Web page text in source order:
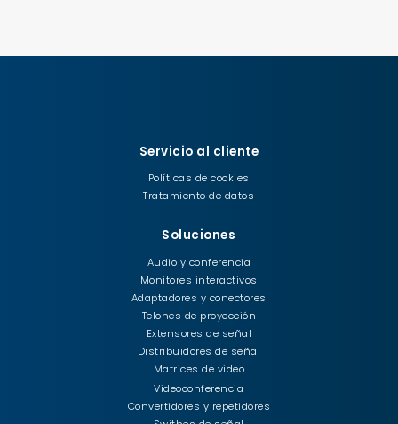
Servicio al cliente
Políticas de cookies
Tratamiento de datos
Soluciones
Audio y conferencia
Monitores interactivos
Adaptadores y conectores
Telones de proyección
Extensores de señal
Distribuidores de señal
Matrices de video
Videoconferencia
Convertidores y repetidores